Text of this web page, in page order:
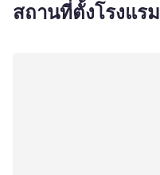
สถานที่ตั้งโรงแรม